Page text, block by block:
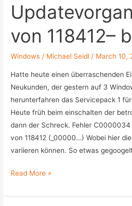
Server
2008
R2
von 118412–
Windows / Michael Seidl/ March 10,
Hatte heute einen überraschenden
Neukunden, der gestern auf 3
herunterfahren das Servicepack 1
Heute früh beim einschalten der
dann der Schreck. Fehler
von 118412 (_00000…) Wobei hier
variieren können. So etwas
Windows
SP1,
Read More »